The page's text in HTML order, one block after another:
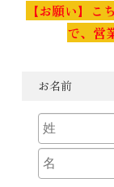
【お願い】
で、営
お名前